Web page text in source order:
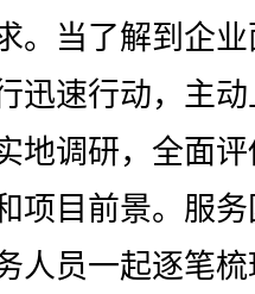
。当了解到企
迅速行动，主
地调研，全面
项目前景。服
人员一起逐笔